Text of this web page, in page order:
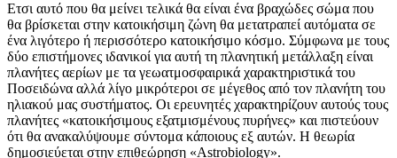
Ετσι αυτό που θα μείνει τελικά θα είναι ένα βραχώδες σώμα που
θα βρίσκεται στην κατοικήσιμη ζώνη θα μετατραπεί αυτόματα σε
ένα λιγότερο ή περισσότερο κατοικήσιμο κόσμο. Σύμφωνα με τους
δύο επιστήμονες ιδανικοί για αυτή τη πλανητική μετάλλαξη είναι
πλανήτες αερίων με τα γεωατμοσφαιρικά χαρακτηριστικά του
Ποσειδώνα αλλά λίγο μικρότεροι σε μέγεθος από τον πλανήτη του
ηλιακού μας συστήματος. Οι ερευνητές χαρακτηρίζουν αυτούς τους
πλανήτες «κατοικήσιμους εξατμισμένους πυρήνες» και πιστεύουν
ότι θα ανακαλύψουμε σύντομα κάποιους εξ αυτών. Η θεωρία
δημοσιεύεται στην επιθεώρηση «Astrobiology».